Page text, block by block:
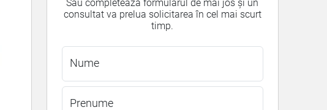
Sau completează formularul de mai jos și un
consultat va prelua solicitarea în cel mai scurt
timp.
Nume
Prenume